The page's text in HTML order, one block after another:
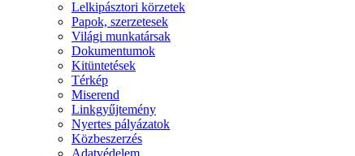
Lelkipásztori körzetek
Papok, szerzetesek
Világi munkatársak
Dokumentumok
Kitüntetések
Térkép
Miserend
Linkgyűjtemény
Nyertes pályázatok
Közbeszerzés
Adatvédelem